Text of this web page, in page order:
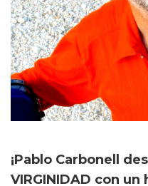
¡Pablo Carbonell
VIRGINIDAD con un